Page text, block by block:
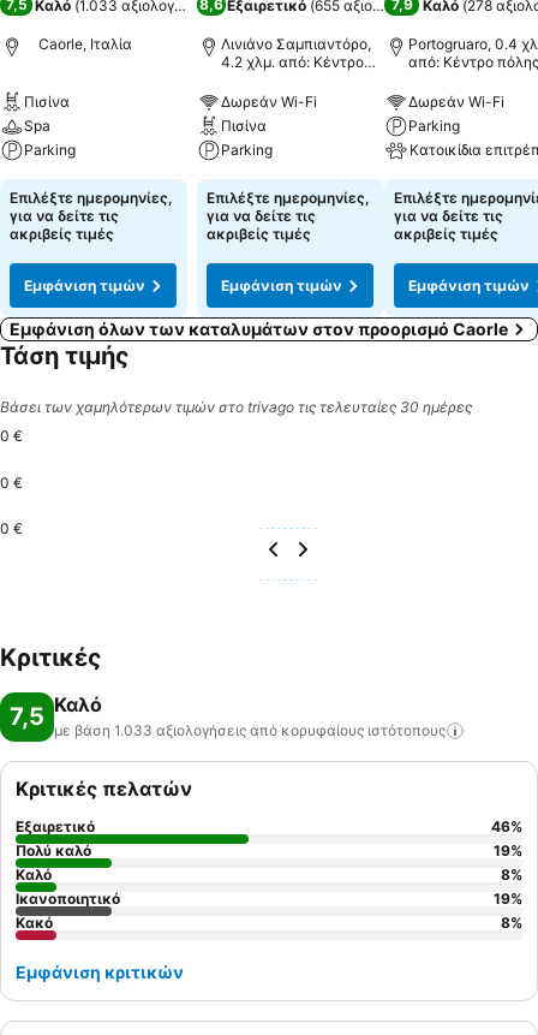
7,5 Καλό (1.033 αξιολογήσεις)
Caorle, Ιταλία
Πισίνα
Spa
Parking
Επιλέξτε ημερομηνίες,
για να δείτε τις
ακριβείς τιμές
Εμφάνιση τιμών
8,6 Εξαιρετικό (655 αξιολογήσεις)
Λινιάνο Σαμπιαντόρο,
4.2 χλμ. από: Κέντρο
Δωρεάν Wi-Fi
Πισίνα
Parking
Επιλέξτε ημερομηνίες,
για να δείτε τις
ακριβείς τιμές
Εμφάνιση τιμών
7,9 Καλό (278
Portogruaro, 0.4
από: Κέντρο πόλης
Δωρεάν Wi-Fi
Parking
Κατοικίδια
Επιλέξτε
για να δείτε τις
ακριβείς τιμές
Εμφάνιση τιμών
Εμφάνιση όλων των καταλυμάτων στον προορισμό Caorle
Τάση τιμής
Βάσει των χαμηλότερων τιμών στο trivago τις τελευταίες 30 ημέρες
0 €
0 €
0 €
Κριτικές
7,5 Καλό
με βάση 1.033 αξιολογήσεις από κορυφαίους ιστότοπους
Κριτικές πελατών
Εξαιρετικό 46%
Πολύ καλό
19%
Καλό
8%
Ικανοποιητικό
19%
Κακό
8%
Εμφάνιση κριτικών